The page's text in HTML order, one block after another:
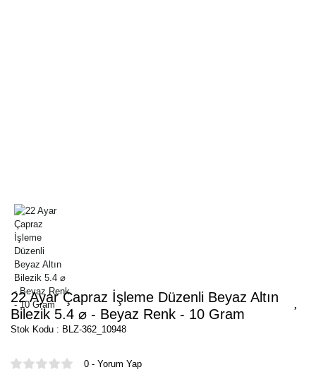
22 Ayar Çapraz İşleme Düzenli Beyaz Altın
Bilezik 5.4 ⌀ - Beyaz Renk - 10 Gram
Stok Kodu : BLZ-362_10948
0 - Yorum Yap